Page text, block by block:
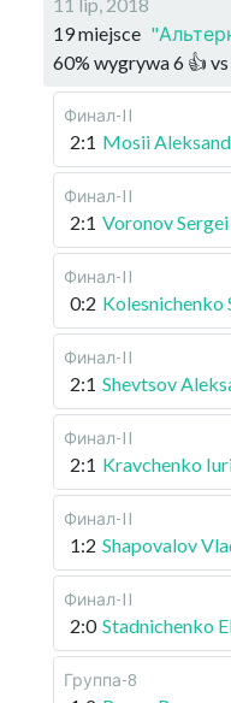
19 miejsce
60% wygrywa6 👍 vs
Финал-II
2:1 Mosii
Финал-II
2:1 Voronov Sergei
Финал-II
0:2 Kolesnichenko
Финал-II
2:1 Shevtsov
Финал-II
2:1 Kravchenko
Финал-II
1:2 Shapovalov
Финал-II
2:0 Stadnichenko
Группа-8